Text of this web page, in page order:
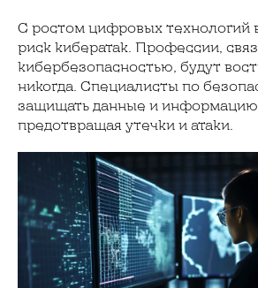
С ростом цифровых технологий
риск кибератак. Профессии,
кибербезопасностью, будут
никогда. Специалисты по
защищать данные и информацию
предотвращая утечки и атаки.